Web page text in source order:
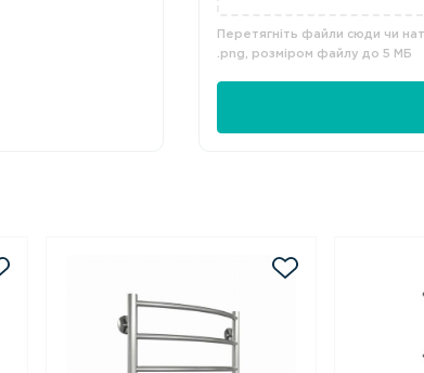
Перетягніть файли сюди чи
.png, розміром файлу до 5 МБ